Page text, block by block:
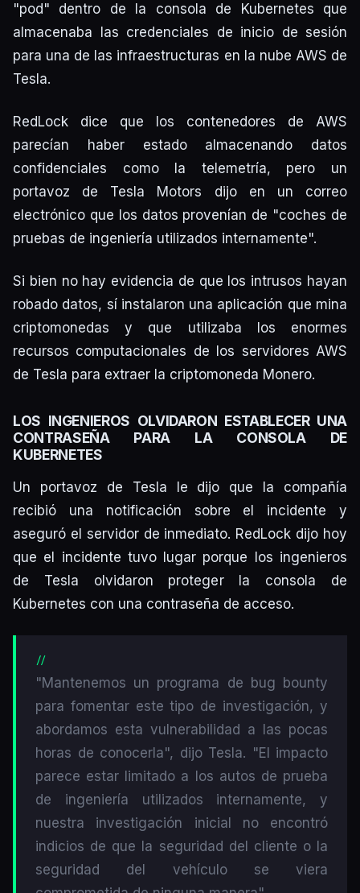
"pod" dentro de la consola de Kubernetes que
almacenaba las credenciales de inicio de sesión
para una de las infraestructuras en la nube AWS de
Tesla.
RedLock dice que los contenedores de AWS
parecían haber estado almacenando datos
confidenciales como la telemetría, pero un
portavoz de Tesla Motors dijo en un correo
electrónico que los datos provenían de "coches de
pruebas de ingeniería utilizados internamente".
Si bien no hay evidencia de que los intrusos hayan
robado datos, sí instalaron una aplicación que mina
criptomonedas y que utilizaba los enormes
recursos computacionales de los servidores AWS
de Tesla para extraer la criptomoneda Monero.
LOS INGENIEROS OLVIDARON ESTABLECER UNA
CONTRASEÑA PARA LA CONSOLA DE
KUBERNETES
Un portavoz de Tesla le dijo que la compañía
recibió una notificación sobre el incidente y
aseguró el servidor de inmediato. RedLock dijo hoy
que el incidente tuvo lugar porque los ingenieros
de Tesla olvidaron proteger la consola de
Kubernetes con una contraseña de acceso.
"Mantenemos un programa de bug bounty
para fomentar este tipo de investigación, y
abordamos esta vulnerabilidad a las pocas
horas de conocerla", dijo Tesla. "El impacto
parece estar limitado a los autos de prueba
de ingeniería utilizados internamente, y
nuestra investigación inicial no encontró
indicios de que la seguridad del cliente o la
seguridad del vehículo se viera